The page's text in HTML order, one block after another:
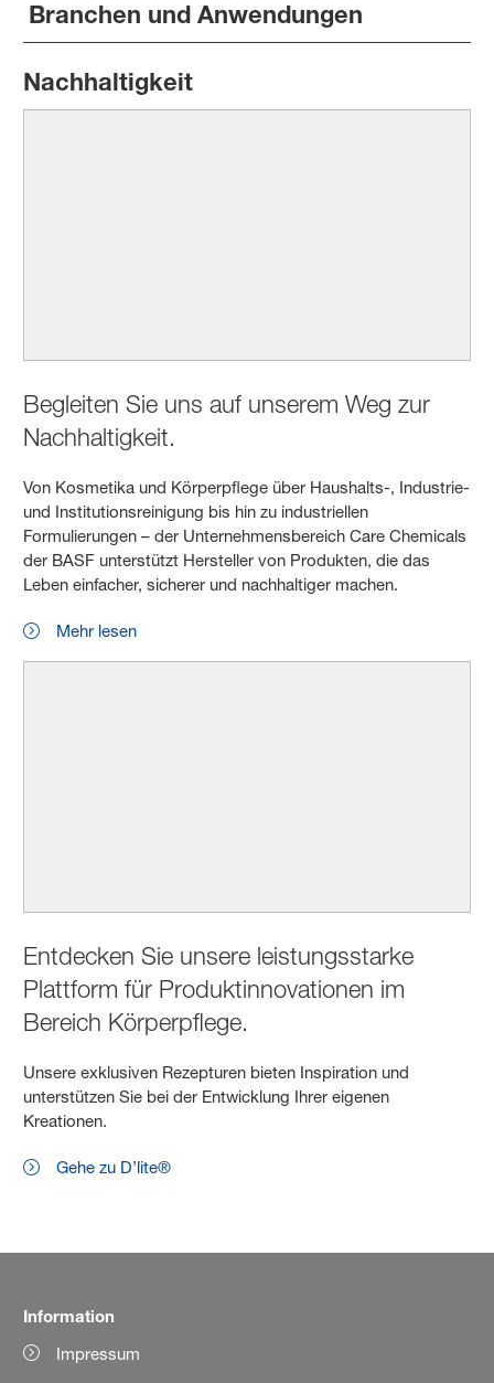
Branchen und Anwendungen
Nachhaltigkeit
Begleiten Sie uns auf unserem Weg zur
Nachhaltigkeit.
Von Kosmetika und Körperpflege über Haushalts-, Industrie-
und Institutionsreinigung bis hin zu industriellen
Formulierungen – der Unternehmensbereich Care Chemicals
der BASF unterstützt Hersteller von Produkten, die das
Leben einfacher, sicherer und nachhaltiger machen.
Mehr lesen
Entdecken Sie unsere leistungsstarke
Plattform für Produktinnovationen im
Bereich Körperpflege.
Unsere exklusiven Rezepturen bieten Inspiration und
unterstützen Sie bei der Entwicklung Ihrer eigenen
Kreationen.
Gehe zu D’lite®
Information
Impressum